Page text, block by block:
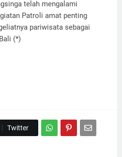
telah mengalami
Patroli amat penting
pariwisata sebagai
(*)
Twitter